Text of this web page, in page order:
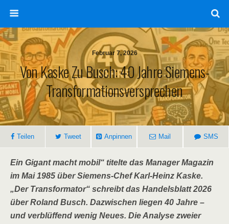
Februar 7, 2026
Von Kaske Zu Busch: 40 Jahre Siemens-
Transformationsversprechen
Teilen Tweet Anpinnen Mail SMS
Ein Gigant macht mobil“ titelte das Manager Magazin
im Mai 1985 über Siemens-Chef Karl-Heinz Kaske.
„Der Transformator“ schreibt das Handelsblatt 2026
über Roland Busch. Dazwischen liegen 40 Jahre –
und verblüffend wenig Neues. Die Analyse zweier